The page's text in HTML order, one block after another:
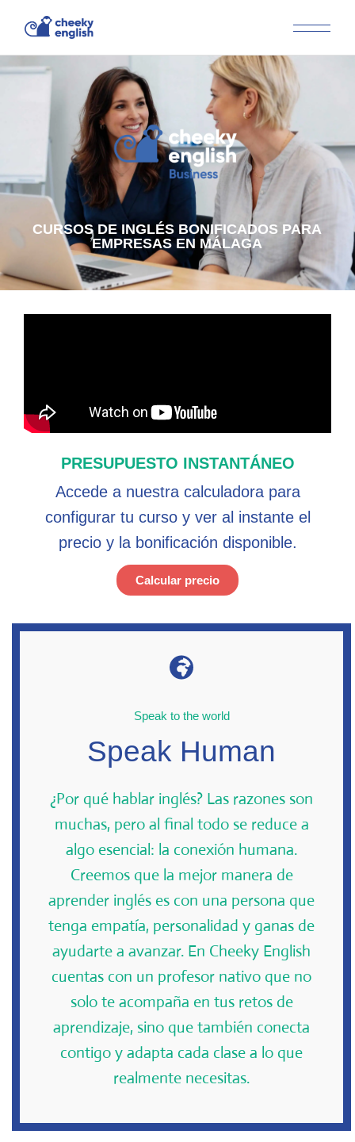
CURSOS DE INGLÉS BONIFICADOS PARA
EMPRESAS EN MÁLAGA
PRESUPUESTO INSTANTÁNEO
Accede a nuestra calculadora para
configurar tu curso y ver al instante el
precio y la bonificación disponible.
Calcular precio
Speak to the world
Speak Human
¿Por qué hablar inglés? Las razones son
muchas, pero al final todo se reduce a
algo esencial: la conexión humana.
Creemos que la mejor manera de
aprender inglés es con una persona que
tenga empatía, personalidad y ganas de
ayudarte a avanzar. En Cheeky English
cuentas con un profesor nativo que no
solo te acompaña en tus retos de
aprendizaje, sino que también conecta
contigo y adapta cada clase a lo que
realmente necesitas.